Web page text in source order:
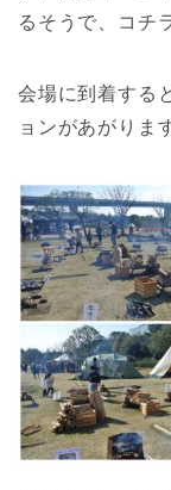
るそうで、コチ
会場に到着する
ョンがあがりま